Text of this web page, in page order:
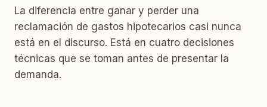
La diferencia entre ganar y perder una
reclamación de gastos hipotecarios casi nunca
está en el discurso. Está en cuatro decisiones
técnicas que se toman antes de presentar la
demanda.